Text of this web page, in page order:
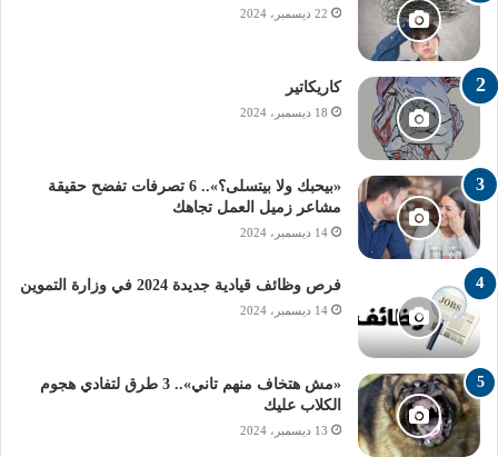
22 ديسمبر، 2024
كاريكاتير
18 ديسمبر، 2024
«بيحبك ولا بيتسلى؟».. 6 تصرفات تفضح حقيقة
مشاعر زميل العمل تجاهك
14 ديسمبر، 2024
فرص وظائف قيادية جديدة 2024 في وزارة التموين
14 ديسمبر، 2024
«مش هتخاف منهم تاني».. 3 طرق لتفادي هجوم
الكلاب عليك
13 ديسمبر، 2024